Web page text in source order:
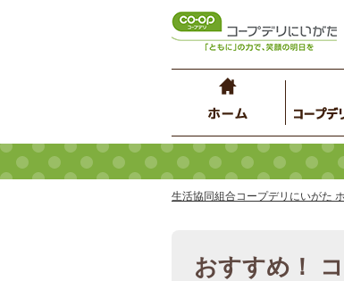
生活協同組合コープデリにいがた
おすすめ！